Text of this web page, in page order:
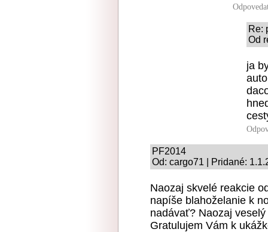
Re:
Od
ja
PF2014
Od: cargo71 | Pridané:
Naozaj skvelé reakcie
napíše blahoželanie k
nadávať? Naozaj
Gratulujem Vám k